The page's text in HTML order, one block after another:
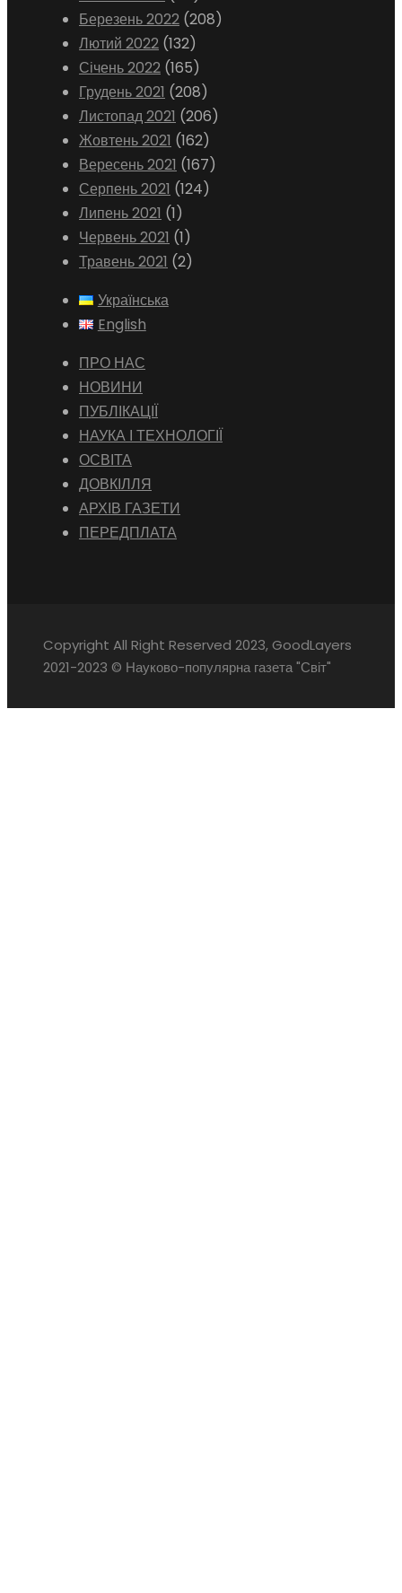
Березень 2022 (208)
Лютий 2022 (132)
Січень 2022 (165)
Грудень 2021 (208)
Листопад 2021 (206)
Жовтень 2021 (162)
Вересень 2021 (167)
Серпень 2021 (124)
Липень 2021 (1)
Червень 2021 (1)
Травень 2021 (2)
Українська
English
ПРО НАС
НОВИНИ
ПУБЛІКАЦІЇ
НАУКА І ТЕХНОЛОГІЇ
ОСВІТА
ДОВКІЛЛЯ
АРХІВ ГАЗЕТИ
ПЕРЕДПЛАТА
Copyright All Right Reserved 2023, GoodLayers
2021-2023 © Науково-популярна газета "Світ"